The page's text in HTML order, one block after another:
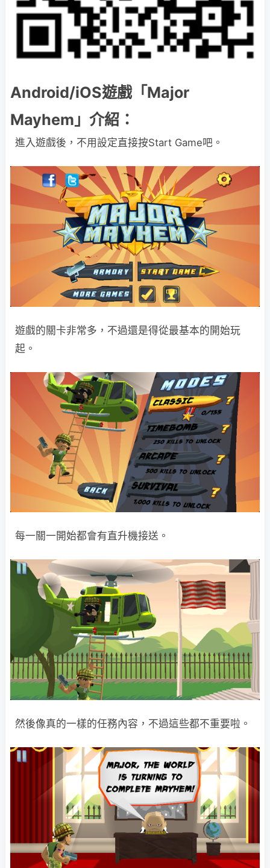
Android/iOS遊戲「Major
Mayhem」介紹：
進入遊戲後，不用設定直接按Start Game吧。
遊戲的關卡非常多，不過還是得從最基本的開始玩
起。
每一關一開始都會有直升機接送。
然後像真的一樣的任務內容，不過這些都不重要啦。